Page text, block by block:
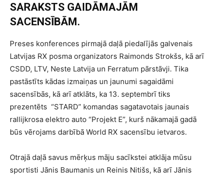
SARAKSTS GAIDĀMAJĀM
SACENSĪBĀM.
Preses konferences pirmajā daļā piedalījās galvenais
Latvijas RX posma organizators Raimonds Strokšs, kā arī
CSDD, LTV, Neste Latvija un Ferratum pārstāvji. Tika
pastāstīts kādas izmaiņas un jaunumi sagaidāmi
sacensībās, kā arī atklāts, ka 13. septembrī tiks
prezentēts “STARD” komandas sagatavotais jaunais
rallijkrosa elektro auto “Projekt E”, kurš nākamajā gadā
būs vērojams darbībā World RX sacensību ietvaros.
Otrajā daļā savus mērķus māju sacīkstei atklāja mūsu
sportisti Jānis Baumanis un Reinis Nitišs, kā arī Jānis